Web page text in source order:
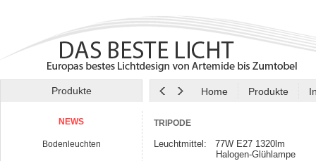
Produkte Home Produkte
NEWS
Bodenleuchten
TRIPODE
Leuchtmittel: 77W E27 1320lm
Halogen-Glühlampe